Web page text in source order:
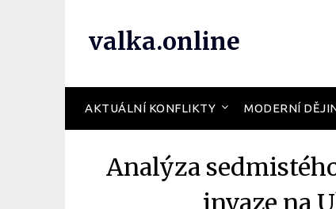
valka.online
AKTUÁLNÍ KONFLIKTY MODERNÍ
Analýza
invaze na